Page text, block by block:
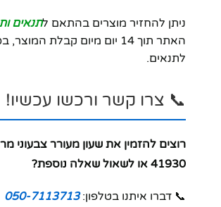
ניתן להחזיר מוצרים בהתאם לתנאים
האתר תוך 14 יום מיום קבלת
לתנאים.
📞 צרו קשר ורכשו עכשיו!
41930 או לשאול שאלה נוספת?
📞 דברו איתנו בטלפון:050-7113713